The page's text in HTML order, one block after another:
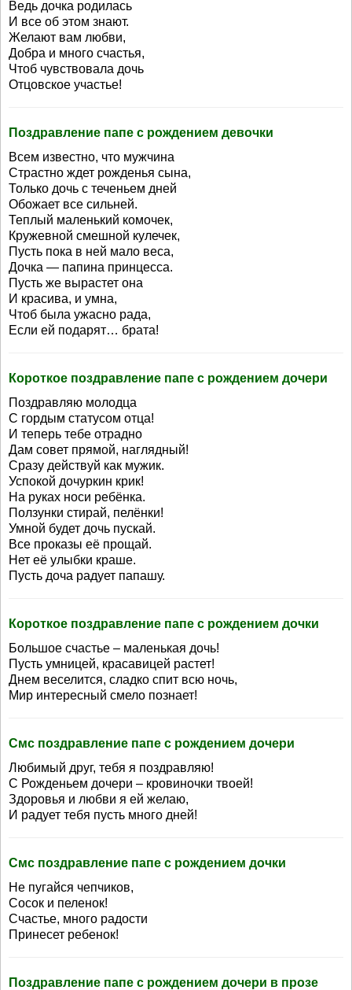
Ведь дочка родилась
И все об этом знают.
Желают вам любви,
Добра и много счастья,
Чтоб чувствовала дочь
Отцовское участье!
Поздравление папе с рождением девочки
Всем известно, что мужчина
Страстно ждет рожденья сына,
Только дочь с теченьем дней
Обожает все сильней.
Теплый маленький комочек,
Кружевной смешной кулечек,
Пусть пока в ней мало веса,
Дочка — папина принцесса.
Пусть же вырастет она
И красива, и умна,
Чтоб была ужасно рада,
Если ей подарят… брата!
Короткое поздравление папе с рождением дочери
Поздравляю молодца
С гордым статусом отца!
И теперь тебе отрадно
Дам совет прямой, наглядный!
Сразу действуй как мужик.
Успокой дочуркин крик!
На руках носи ребёнка.
Ползунки стирай, пелёнки!
Умной будет дочь пускай.
Все проказы её прощай.
Нет её улыбки краше.
Пусть доча радует папашу.
Короткое поздравление папе с рождением дочки
Большое счастье – маленькая дочь!
Пусть умницей, красавицей растет!
Днем веселится, сладко спит всю ночь,
Мир интересный смело познает!
Смс поздравление папе с рождением дочери
Любимый друг, тебя я поздравляю!
С Рожденьем дочери – кровиночки твоей!
Здоровья и любви я ей желаю,
И радует тебя пусть много дней!
Смс поздравление папе с рождением дочки
Не пугайся чепчиков,
Сосок и пеленок!
Счастье, много радости
Принесет ребенок!
Поздравление папе с рождением дочери в прозе